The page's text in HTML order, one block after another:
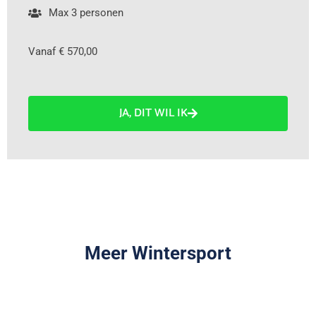
Max 3 personen
Vanaf € 570,00
JA, DIT WIL IK
Meer Wintersport